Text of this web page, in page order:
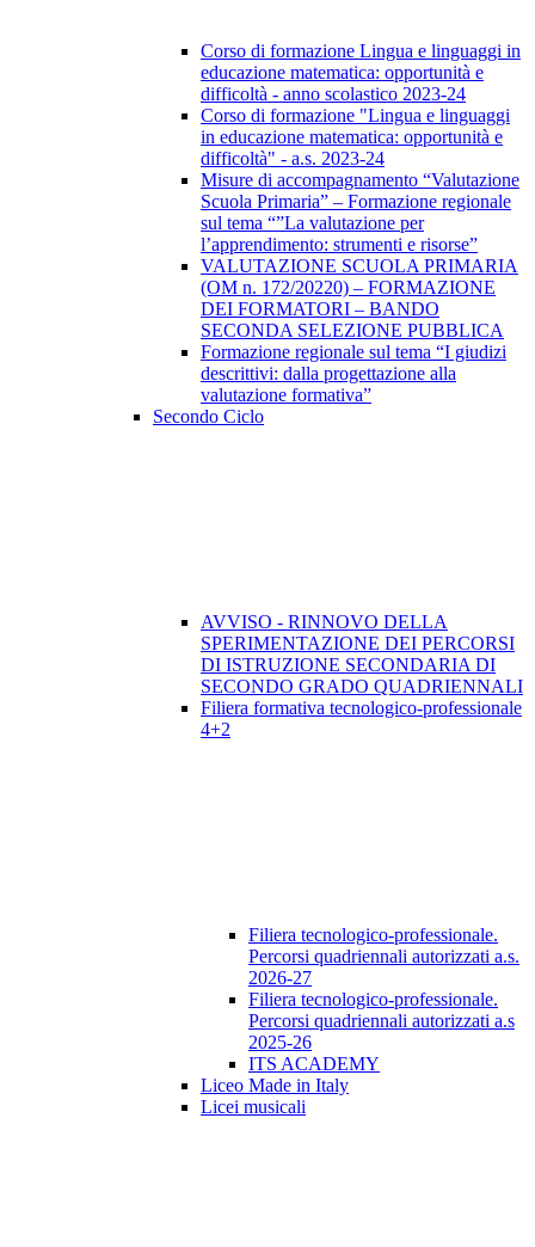
Corso di formazione Lingua e linguaggi in
educazione matematica: opportunità e
difficoltà - anno scolastico 2023-24
Corso di formazione "Lingua e linguaggi
in educazione matematica: opportunità e
difficoltà" - a.s. 2023-24
Misure di accompagnamento “Valutazione
Scuola Primaria” – Formazione regionale
sul tema “”La valutazione per
l’apprendimento: strumenti e risorse”
VALUTAZIONE SCUOLA PRIMARIA
(OM n. 172/20220) – FORMAZIONE
DEI FORMATORI – BANDO
SECONDA SELEZIONE PUBBLICA
Formazione regionale sul tema “I giudizi
descrittivi: dalla progettazione alla
valutazione formativa”
Secondo Ciclo
AVVISO - RINNOVO DELLA
SPERIMENTAZIONE DEI PERCORSI
DI ISTRUZIONE SECONDARIA DI
SECONDO GRADO QUADRIENNALI
Filiera formativa tecnologico-professionale
4+2
Filiera tecnologico-professionale.
Percorsi quadriennali autorizzati a.s.
2026-27
Filiera tecnologico-professionale.
Percorsi quadriennali autorizzati a.s
2025-26
ITS ACADEMY
Liceo Made in Italy
Licei musicali